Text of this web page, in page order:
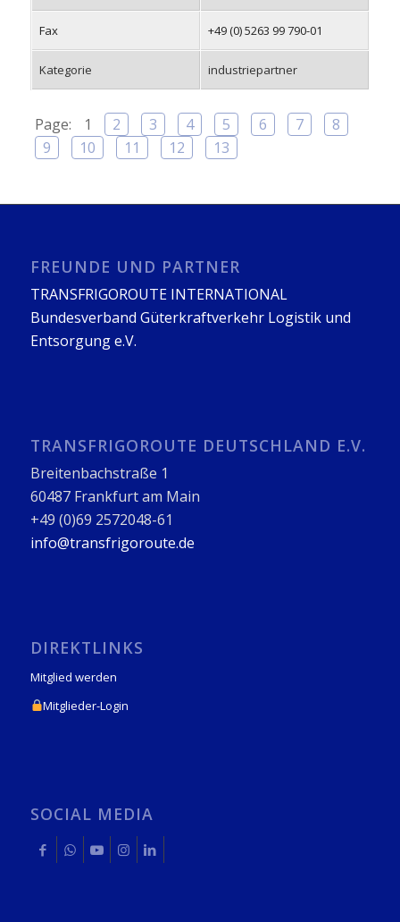
Fax +49 (0) 5263 99 790-01
Kategorie industriepartner
Page: 1 2 3 4 5 6 7
8
9
10 11 12 13
FREUNDE UND PARTNER
TRANSFRIGOROUTE INTERNATIONAL
Bundesverband Güterkraftverkehr Logistik und
Entsorgung e.V.
TRANSFRIGOROUTE DEUTSCHLAND E.V.
Breitenbachstraße 1
60487 Frankfurt am Main
+49 (0)69 2572048-61
info@transfrigoroute.de
DIREKTLINKS
Mitglied werden
Mitglieder-Login
SOCIAL MEDIA